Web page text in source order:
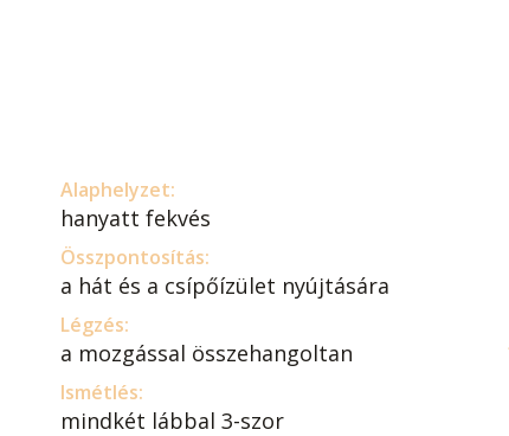
Alaphelyzet:
hanyatt fekvés
Összpontosítás:
a hát és a csípőízület nyújtására
Légzés:
a mozgással összehangoltan
Ismétlés:
mindkét lábbal 3-szor